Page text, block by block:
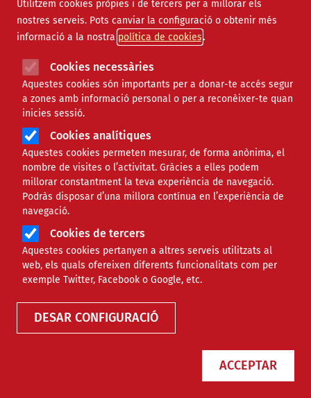
Utilitzem cookies pròpies i de tercers per a millorar els
nostres serveis. Pots canviar la configuració o obtenir més
informació a la nostra política de cookies
Cookies necessàries
Aquestes cookies són importants per a donar-te accés segur
a zones amb informació personal o per a reconèixer-te quan
inicies sessió.
Cookies analítiques
Aquestes cookies permeten mesurar, de forma anònima, el
nombre de visites o l’activitat. Gràcies a elles podem
millorar constantment la teva experiència de navegació.
Podràs disposar d’una millora contínua en l’experiència de
navegació.
Cookies de tercers
Aquestes cookies pertanyen a altres serveis utilitzats al
web, els quals ofereixen diferents funcionalitats com per
exemple Twitter, Facebook o Google, etc.
DESAR CONFIGURACIÓ
ACCEPTAR
Mireia Cigarrán: “Volia crear una
història on la protagonista fos una
nena valenta”